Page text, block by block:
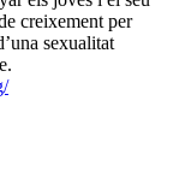
creixement per
sexualitat